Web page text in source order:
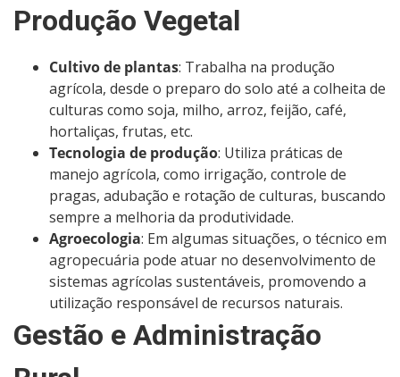
Produção Vegetal
Cultivo de plantas: Trabalha na produção
agrícola, desde o preparo do solo até a colheita de
culturas como soja, milho, arroz, feijão, café,
hortaliças, frutas, etc.
Tecnologia de produção: Utiliza práticas de
manejo agrícola, como irrigação, controle de
pragas, adubação e rotação de culturas, buscando
sempre a melhoria da produtividade.
Agroecologia: Em algumas situações, o técnico em
agropecuária pode atuar no desenvolvimento de
sistemas agrícolas sustentáveis, promovendo a
utilização responsável de recursos naturais.
Gestão e Administração